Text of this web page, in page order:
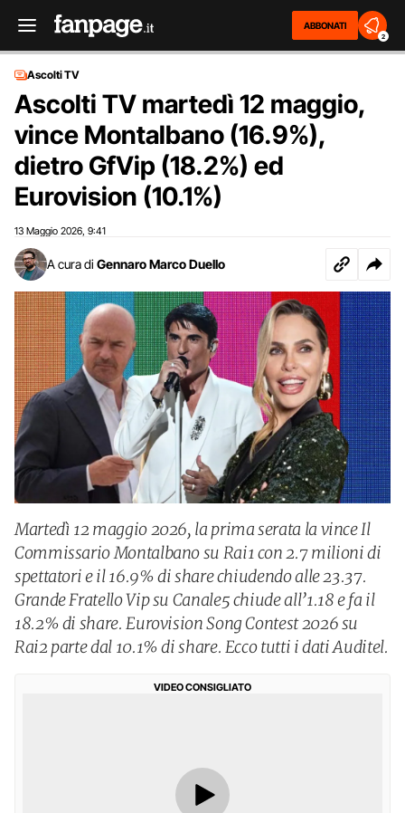
ABBONATI
2
Ascolti TV
Ascolti TV martedì 12 maggio,
vince Montalbano (16.9%),
dietro GfVip (18.2%) ed
Eurovision (10.1%)
13 Maggio 2026 9:41
A cura di Gennaro Marco Duello
Martedì 12 maggio 2026, la prima serata la vince Il
Commissario Montalbano su Rai1 con 2.7 milioni di
spettatori e il 16.9% di share chiudendo alle 23.37.
Grande Fratello Vip su Canale5 chiude all’1.18 e fa il
18.2% di share. Eurovision Song Contest 2026 su
Rai2 parte dal 10.1% di share. Ecco tutti i dati Auditel.
VIDEO CONSIGLIATO